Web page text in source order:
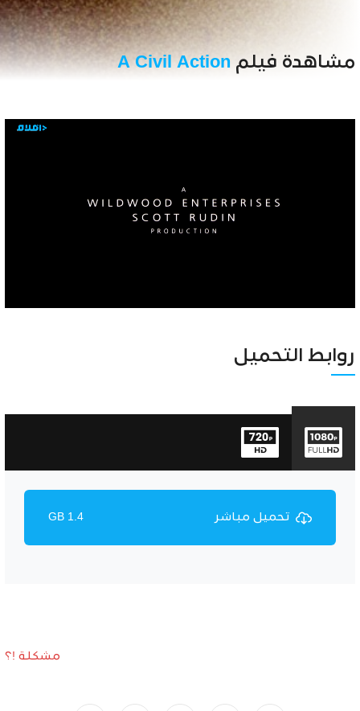
مشاهدة فيلم A Civil Action
Unmute Settings
روابط التحميل
تحميل مباشر 1.4 GB
مشكلة !؟